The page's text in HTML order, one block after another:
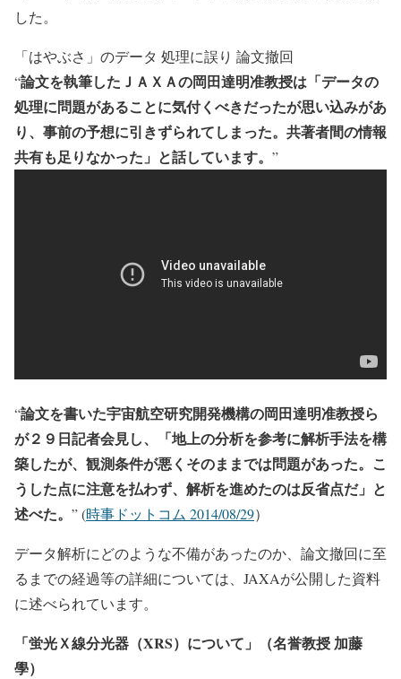
した。
「はやぶさ」のデータ 処理に誤り 論文撤回
“論文を執筆したＪＡＸＡの岡田達明准教授は「データの
処理に問題があることに気付くべ­きだったが思い込みがあ
り、事前の予想に引きずられてしまった。共著者間の情報
共有も­足りなかった」と話しています。 ”
“論文を書いた宇宙航空研究開発機構の岡田達明准教授ら
が２９日記者会見し、「地上の分析を参考に解析手法を構
築したが、観測条件が悪くそのままでは問題があった。こ
うした点に注意を払わず、解析を進めたのは反省点だ」と
述べた。 ” (時事ドットコム 2014/08/29）
データ解析にどのような不備があったのか、論文撤回に至
るまでの経過等の詳細については、JAXAが公開した資料
に述べられています。
「蛍光Ｘ線分光器（XRS）について」（名誉教授 加藤
學）